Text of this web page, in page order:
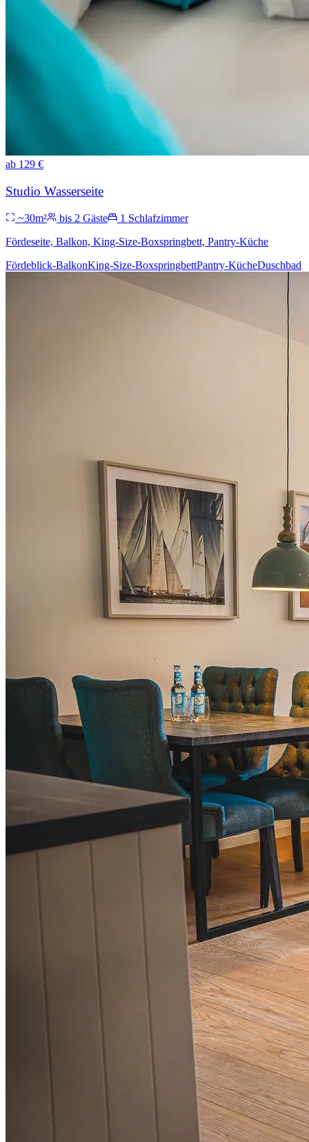
ab 129 €
Studio Wasserseite
~30m² bis 2 Gäste 1 Schlafzimmer
Fördeseite, Balkon, King-Size-Boxspringbett, Pantry-Küche
Fördeblick-BalkonKing-Size-BoxspringbettPantry-KücheDuschbad